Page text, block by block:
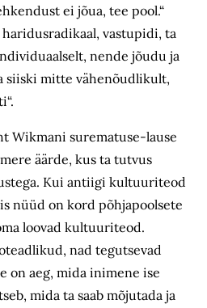
ei jõua, tee pool.“
vastupidi, ta
nende jõudu ja
siiski mitte vähenõudlikult,
Wikmani surematuse-lause
äärde, kus ta tutvus
Kui antiigi kultuuriteod
nüüd on kord põhjapoolsete
loovad kultuuriteod.
nad tegutsevad
on aeg, mida inimene ise
mida ta saab mõjutada ja